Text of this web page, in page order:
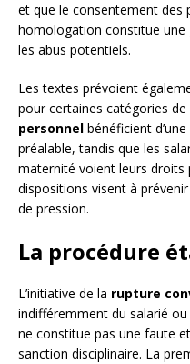
et que le consentement des
homologation constitue une
les abus potentiels.
Les textes prévoient
pour certaines catégories de
personnel bénéficient
préalable, tandis que les
maternité voient leurs droits
dispositions visent à
de pression.
La procédure
L’initiative de la rupture
indifféremment du salarié ou
ne constitue pas une faute
sanction disciplinaire. La